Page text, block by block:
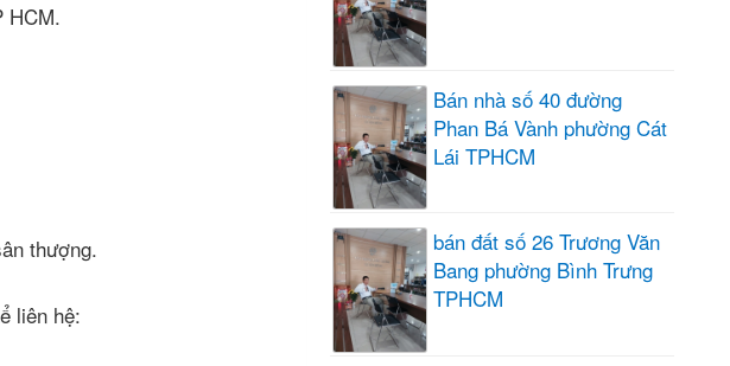
HCM.
thượng.
liên hệ:
Bán nhà số 40 đường
Phan Bá Vành phường Cát
Lái TPHCM
bán đất số 26 Trương Văn
Bang phường Bình Trưng
TPHCM